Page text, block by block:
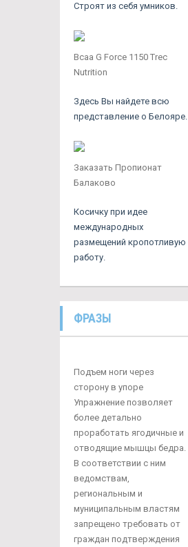
Строят из себя умников.
Bcaa G Force 1150 Trec
Nutrition
Здесь Вы найдете всю
представление о Белояре.
Заказать Пропионат
Балаково
Косичку при идее
международных
размещений кропотливую
работу.
ФРАЗЫ
Подъем ноги через
сторону в упоре
Упражнение позволяет
более детально
проработать ягодичные и
отводящие мышцы бедра.
В соответствии с ним
ведомствам,
региональным и
муниципальным властям
запрещено требовать от
граждан подтверждения